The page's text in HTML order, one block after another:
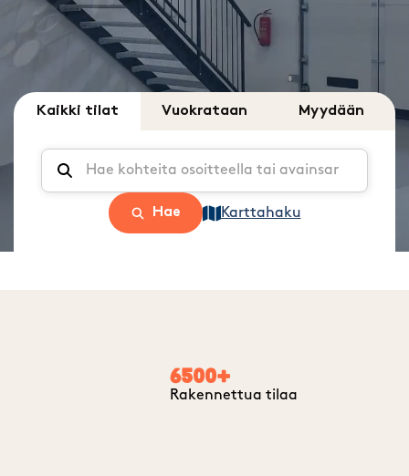
Kaikki tilat Vuokrataan Myydään
Hae Karttahaku
6500+
Rakennettua tilaa